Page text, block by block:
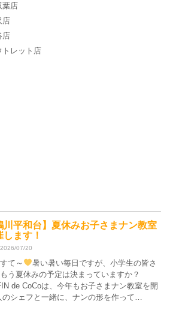
葉店
店
店
トレット店
川平和台】夏休みお子さまナン教室
します！
07/20
て～
暑い暑い毎日ですが、小学生の皆さ
う夏休みの予定は決まっていますか？
de CoCoは、今年もお子さまナン教室を開
シェフと一緒に、ナンの形を作って…